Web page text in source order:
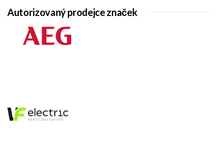
Autorizovaný prodejce značek